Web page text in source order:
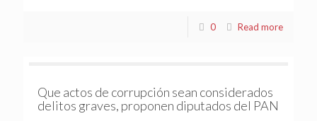
0 Read more
Que actos de corrupción sean considerados
delitos graves, proponen diputados del PAN